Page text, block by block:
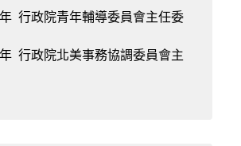
行政院青年輔導委員會主任委
行政院北美事務協調委員會主